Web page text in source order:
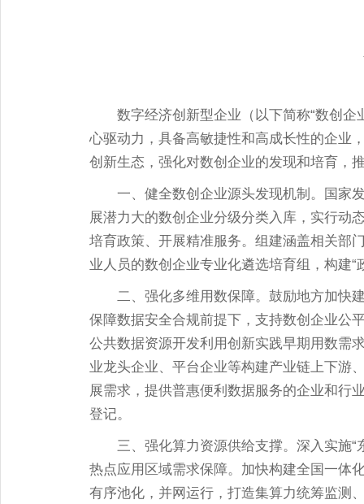
数字经济创新型企业（以下简称“数创企
心驱动力，具备高敏捷性和高成长性的企业
创新生态，强化对数创企业的发现和培育，
一、健全数创企业源头发现机制。国家
展潜力大的数创企业分级分类入库，实行动
培育政策、开展精准服务。组建涵盖相关部
业人员的数创企业专业化遴选培育组，构建“
二、强化多维用数保障。鼓励地方加快
保障数据安全合规前提下，支持数创企业公
公共数据资源开发利用创新实践早期用数需
业龙头企业、平台企业等构建产业链上下游
展需求，提供普惠便利数据服务的企业和行
登记。
三、强化算力资源供给支撑。深入实施“
热点应用区域需求保障。加快构建全国一体
有序池化，并网运行，打造集算力统筹监测